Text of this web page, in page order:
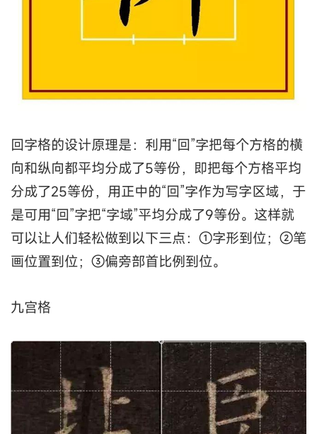
回字格的设计原理是：利用“回”字把每个方格的横
向和纵向都平均分成了5等份，即把每个方格平均
分成了25等份，用正中的“回”字作为写字区域，于
是可用“回”字把“字域”平均分成了9等份。这样就
可以让人们轻松做到以下三点：①字形到位；②笔
画位置到位；③偏旁部首比例到位。
九宫格